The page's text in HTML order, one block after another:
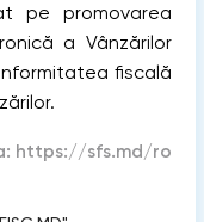
pe promovarea
a Vânzărilor
fiscală
https://sfs.md/ro